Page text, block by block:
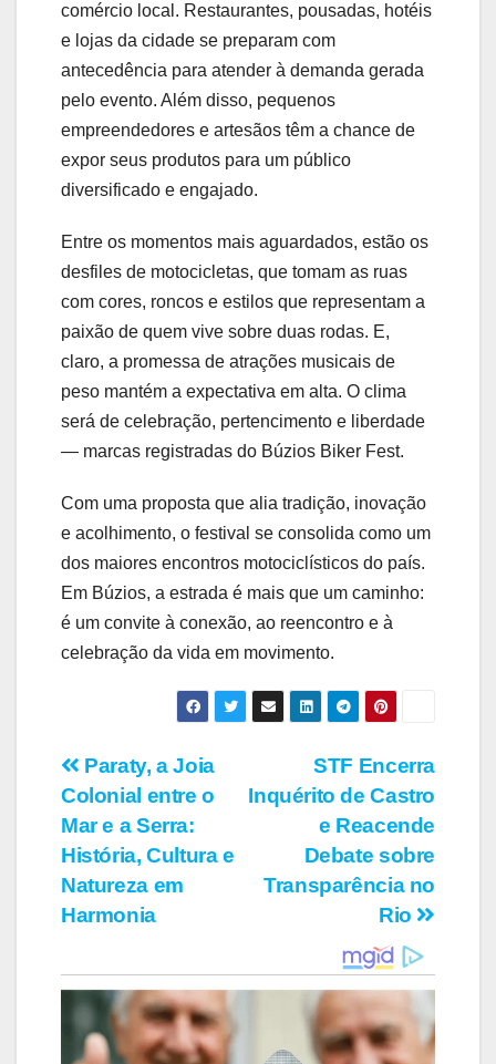
comércio local. Restaurantes, pousadas, hotéis
e lojas da cidade se preparam com
antecedência para atender à demanda gerada
pelo evento. Além disso, pequenos
empreendedores e artesãos têm a chance de
expor seus produtos para um público
diversificado e engajado.
Entre os momentos mais aguardados, estão os
desfiles de motocicletas, que tomam as ruas
com cores, roncos e estilos que representam a
paixão de quem vive sobre duas rodas. E,
claro, a promessa de atrações musicais de
peso mantém a expectativa em alta. O clima
será de celebração, pertencimento e liberdade
— marcas registradas do Búzios Biker Fest.
Com uma proposta que alia tradição, inovação
e acolhimento, o festival se consolida como um
dos maiores encontros motociclísticos do país.
Em Búzios, a estrada é mais que um caminho:
é um convite à conexão, ao reencontro e à
celebração da vida em movimento.
Navegação
de
Post
STF Encerra
Inquérito de Castro
e Reacende
Debate sobre
Transparência no
Rio
Paraty, a Joia
Colonial entre o
Mar e a Serra:
História, Cultura e
Natureza em
Harmonia